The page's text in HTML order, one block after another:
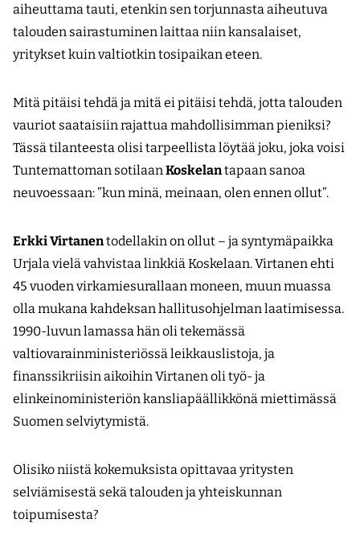
aiheuttama tauti, etenkin sen torjunnasta aiheutuva
talouden sairastuminen laittaa niin kansalaiset,
yritykset kuin valtiotkin tosipaikan eteen.
Mitä pitäisi tehdä ja mitä ei pitäisi tehdä, jotta talouden
vauriot saataisiin rajattua mahdollisimman pieniksi?
Tässä tilanteesta olisi tarpeellista löytää joku, joka voisi
Tuntemattoman sotilaanKoskelantapaan sanoa
neuvoessaan: ”kun minä, meinaan, olen ennen ollut”.
Erkki Virtanentodellakin on ollut – ja syntymäpaikka
Urjala vielä vahvistaa linkkiä Koskelaan. Virtanen ehti
45 vuoden virkamiesurallaan moneen, muun muassa
olla mukana kahdeksan hallitusohjelman laatimisessa.
1990-luvun lamassa hän oli tekemässä
valtiovarainministeriössä leikkauslistoja, ja
finanssikriisin aikoihin Virtanen oli työ- ja
elinkeinoministeriön kansliapäällikkönä miettimässä
Suomen selviytymistä.
Olisiko niistä kokemuksista opittavaa yritysten
selviämisestä sekä talouden ja yhteiskunnan
toipumisesta?